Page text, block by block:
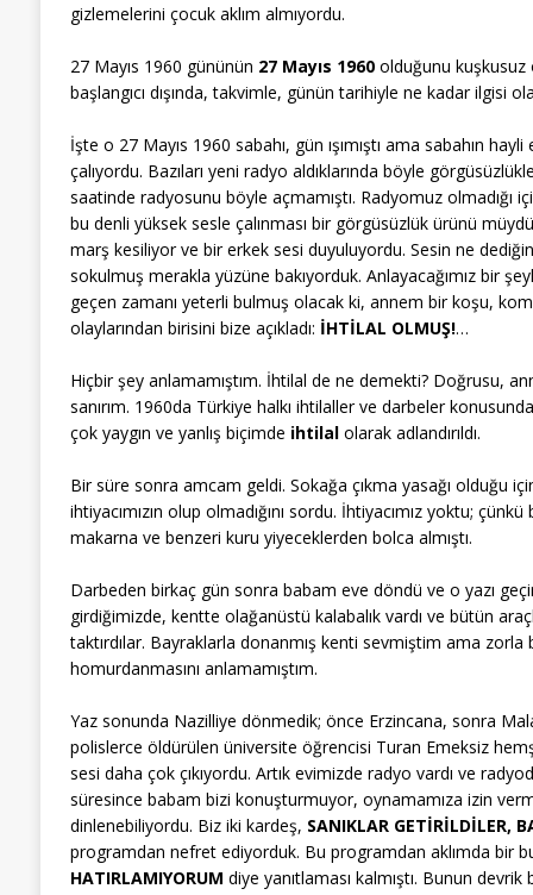
gizlemelerini çocuk aklım almıyordu.
27 Mayıs 1960 gününün 27 Mayıs 1960olduğunu kuşkusuz
başlangıcı dışında, takvimle, günün tarihiyle ne kadar ilgisi
İşte o 27 Mayıs 1960 sabahı, gün ışımıştı ama sabahın
çalıyordu. Bazıları yeni radyo aldıklarında böyle
saatinde radyosunu böyle açmamıştı. Radyomuz
bu denli yüksek sesle çalınması bir görgüsüzlük ürünü
marş kesiliyor ve bir erkek sesi duyuluyordu. Sesin ne
sokulmuş merakla yüzüne bakıyorduk. Anlayacağımız bir
geçen zamanı yeterli bulmuş olacak ki, annem bir koşu,
olaylarından birisini bize açıkladı: İHTİLAL OLMUŞ!…
Hiçbir şey anlamamıştım. İhtilal de ne demekti? Doğrusu,
sanırım. 1960da Türkiye halkı ihtilaller ve darbeler
çok yaygın ve yanlış biçimde ihtilal olarak adlandırıldı.
Bir süre sonra amcam geldi. Sokağa çıkma yasağı olduğu
ihtiyacımızın olup olmadığını sordu. İhtiyacımız yoktu;
makarna ve benzeri kuru yiyeceklerden bolca almıştı.
Darbeden birkaç gün sonra babam eve döndü ve o yazı
girdiğimizde, kentte olağanüstü kalabalık vardı ve bütün
taktırdılar. Bayraklarla donanmış kenti sevmiştim ama zorla
homurdanmasını anlamamıştım.
Yaz sonunda Nazilliye dönmedik; önce Erzincana, sonra
polislerce öldürülen üniversite öğrencisi Turan Emeksiz
sesi daha çok çıkıyordu. Artık evimizde radyo vardı ve
süresince babam bizi konuşturmuyor, oynamamıza izin
dinlenebiliyordu. Biz iki kardeş, SANIKLAR GETİRİLDİLER,
programdan nefret ediyorduk. Bu programdan aklımda bir
HATIRLAMIYORUM diye yanıtlaması kalmıştı. Bunun